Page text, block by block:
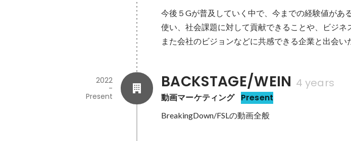
今後５Gが普及していく中で、今までの経験値があ
使い、社会課題に対して貢献できることや、ビジネ
また会社のビジョンなどに共感できる企業と出会い
BACKSTAGE/WEIN 4 years
動画マーケティング Present
2022
-
Present
BreakingDown/FSLの動画全般